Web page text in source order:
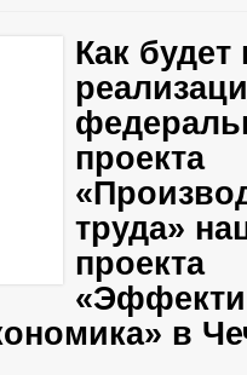
Как будет
проекта
труда»
проекта
в